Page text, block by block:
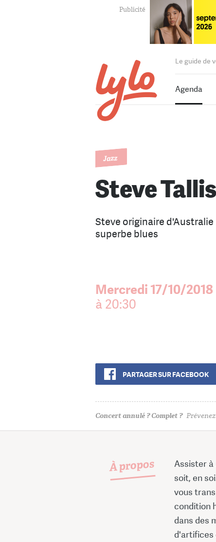
Le guide de
Agenda
Jazz
Steve Tallis
Steve originaire
superbe blues
Mercredi 17/10/2018
à 20:30
PARTAGER SUR FACEBOOK
Concert annulé ? Complet ?
À propos
Assister à
soit, en
vous
condition
dans des
d'artifices